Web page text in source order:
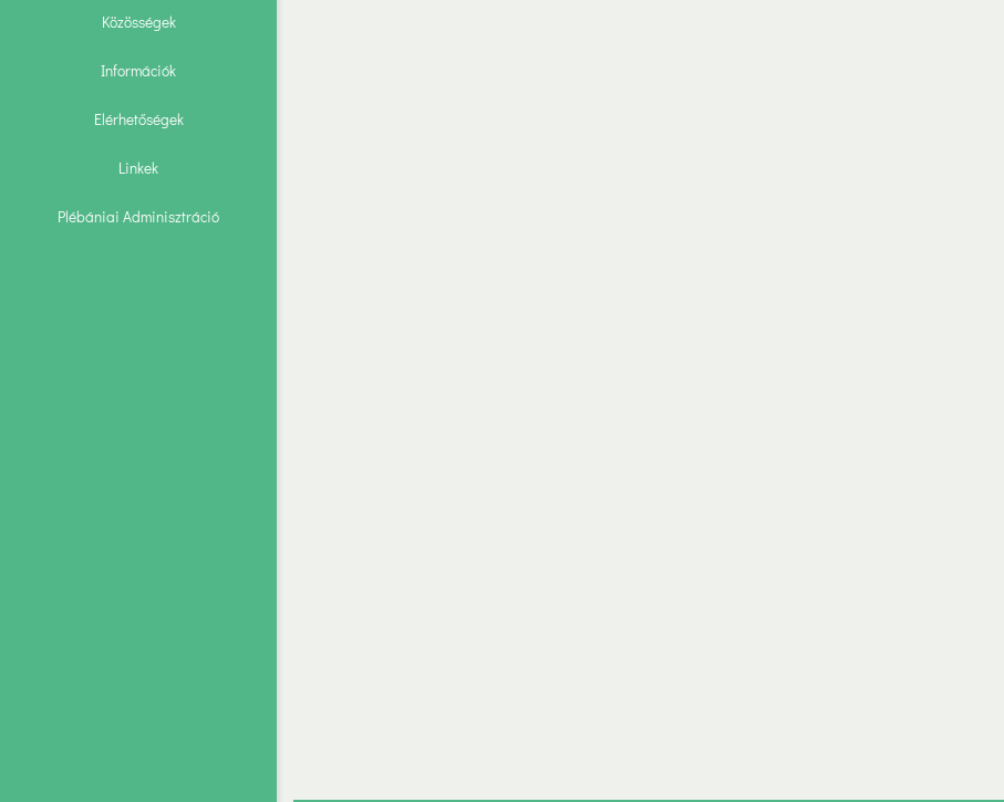
Közösségek
Információk
Elérhetőségek
Linkek
Plébániai Adminisztráció